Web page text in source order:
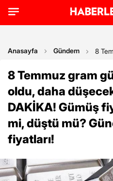
Anasayfa Gündem 8
8 Temmuz gram
oldu, daha
DAKİKA! Gümüş
mi, düştü mü?
fiyatları!